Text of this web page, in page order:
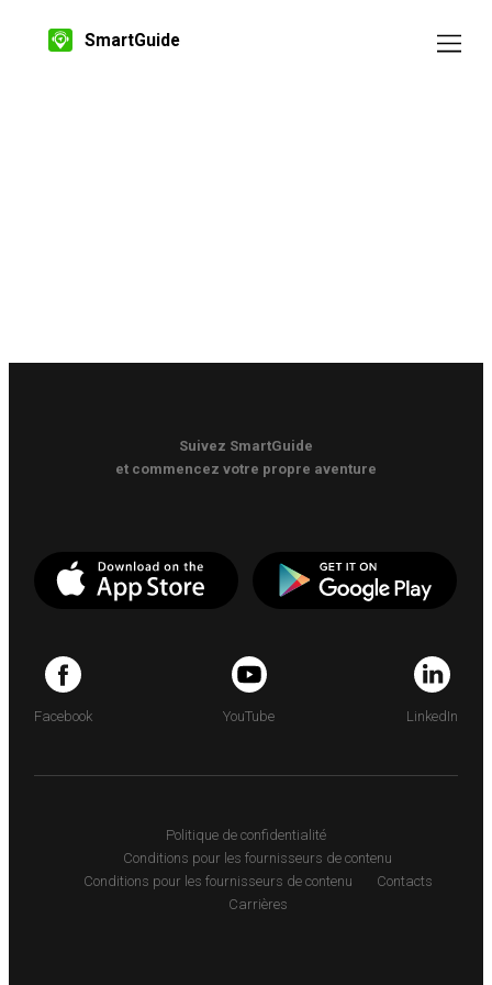
SmartGuide
Suivez SmartGuide
et commencez votre propre aventure
Facebook YouTube LinkedIn
Politique de confidentialité
Conditions pour les fournisseurs de contenu
Conditions pour les fournisseurs de contenu
Contacts
Carrières